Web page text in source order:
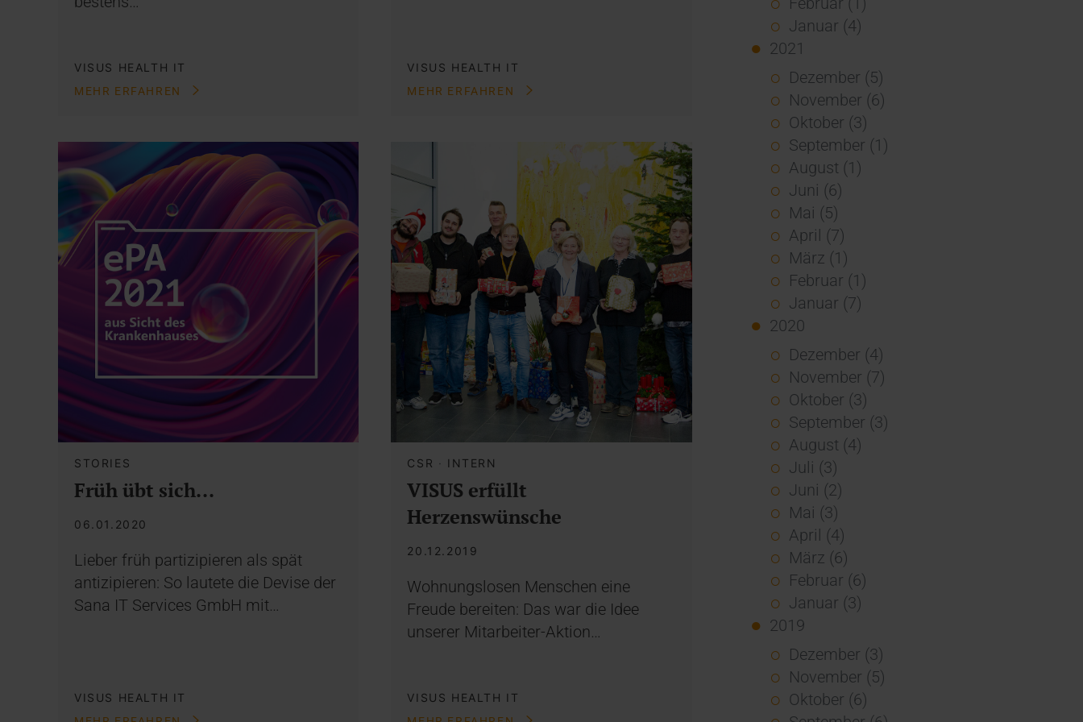
VISUS HEALTH IT
MEHR ERFAHREN
VISUS HEALTH IT
MEHR ERFAHREN
STORIES
Früh übt sich...
06.01.2020
Lieber früh partizipieren als spät
antizipieren: So lautete die Devise der
Sana IT Services GmbH mit…
VISUS HEALTH IT
CSR · INTERN
VISUS erfüllt
Herzenswünsche
20.12.2019
Wohnungslosen Menschen eine
Freude bereiten: Das war die Idee
unserer Mitarbeiter-Aktion…
VISUS HEALTH IT
Januar (4)
2021
Dezember (5)
November (6)
Oktober (3)
September (1)
August (1)
Juni (6)
Mai (5)
April (7)
März (1)
Februar (1)
Januar (7)
2020
Dezember (4)
November (7)
Oktober (3)
September (3)
August (4)
Juli (3)
Juni (2)
Mai (3)
April (4)
März (6)
Februar (6)
Januar (3)
2019
Dezember (3)
November (5)
Oktober (6)